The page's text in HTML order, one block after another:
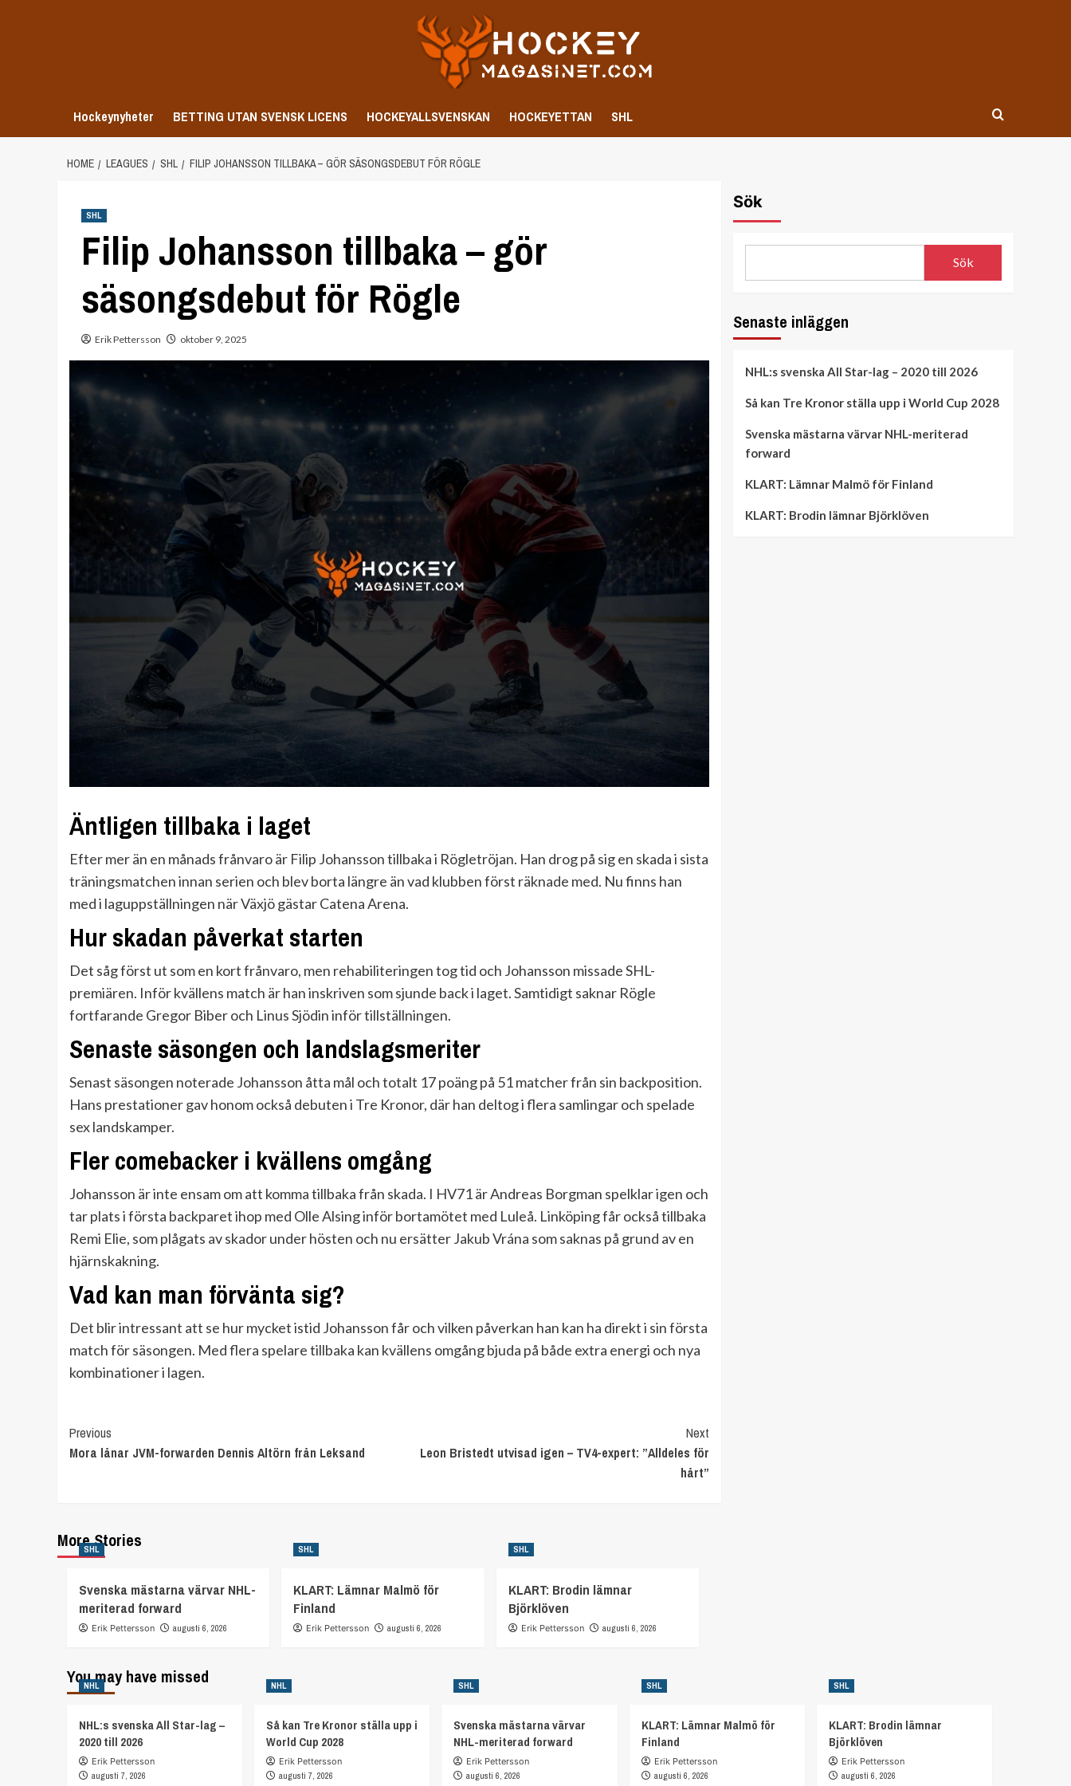
Hockeynyheter BETTING UTAN SVENSK LICENS HOCKEYALLSVENSKAN HOCKEYETTAN SHL
HOME LEAGUES SHL FILIP JOHANSSON TILLBAKA – GÖR SÄSONGSDEBUT FÖR RÖGLE
SHL
Filip Johansson tillbaka – gör
säsongsdebut för Rögle
Erik Pettersson oktober 9, 2025
Äntligen tillbaka i laget
Efter mer än en månads frånvaro är Filip Johansson tillbaka i Rögletröjan. Han drog på sig en skada i sista
träningsmatchen innan serien och blev borta längre än vad klubben först räknade med. Nu finns han
med i laguppställningen när Växjö gästar Catena Arena.
Hur skadan påverkat starten
Det såg först ut som en kort frånvaro, men rehabiliteringen tog tid och Johansson missade SHL-
premiären. Inför kvällens match är han inskriven som sjunde back i laget. Samtidigt saknar Rögle
fortfarande Gregor Biber och Linus Sjödin inför tillställningen.
Senaste säsongen och landslagsmeriter
Senast säsongen noterade Johansson åtta mål och totalt 17 poäng på 51 matcher från sin backposition.
Hans prestationer gav honom också debuten i Tre Kronor, där han deltog i flera samlingar och spelade
sex landskamper.
Fler comebacker i kvällens omgång
Johansson är inte ensam om att komma tillbaka från skada. I HV71 är Andreas Borgman spelklar igen och
tar plats i första backparet ihop med Olle Alsing inför bortamötet med Luleå. Linköping får också tillbaka
Remi Elie, som plågats av skador under hösten och nu ersätter Jakub Vrána som saknas på grund av en
hjärnskakning.
Vad kan man förvänta sig?
Det blir intressant att se hur mycket istid Johansson får och vilken påverkan han kan ha direkt i sin första
match för säsongen. Med flera spelare tillbaka kan kvällens omgång bjuda på både extra energi och nya
kombinationer i lagen.
Continue
Reading
Previous
Mora lånar JVM-forwarden Dennis Altörn från Leksand
Next
Leon Bristedt utvisad igen – TV4-expert: ”Alldeles för
hårt”
More Stories
SHL
Svenska mästarna värvar NHL-
meriterad forward
Erik Pettersson augusti 6, 2026
SHL
KLART: Lämnar Malmö för
Finland
Erik Pettersson augusti 6, 2026
SHL
KLART: Brodin lämnar
Björklöven
Erik Pettersson augusti 6, 2026
Sök
Sök
Senaste inläggen
NHL:s svenska All Star-lag – 2020 till 2026
Så kan Tre Kronor ställa upp i World Cup 2028
Svenska mästarna värvar NHL-meriterad
forward
KLART: Lämnar Malmö för Finland
KLART: Brodin lämnar Björklöven
You may have missed
NHL
NHL:s svenska All Star-lag –
2020 till 2026
Erik Pettersson
augusti 7, 2026
NHL
Så kan Tre Kronor ställa upp i
World Cup 2028
Erik Pettersson
augusti 7, 2026
SHL
Svenska mästarna värvar
NHL-meriterad forward
Erik Pettersson
augusti 6, 2026
SHL
KLART: Lämnar Malmö för
Finland
Erik Pettersson
augusti 6, 2026
SHL
KLART: Brodin lämnar
Björklöven
Erik Pettersson
augusti 6, 2026